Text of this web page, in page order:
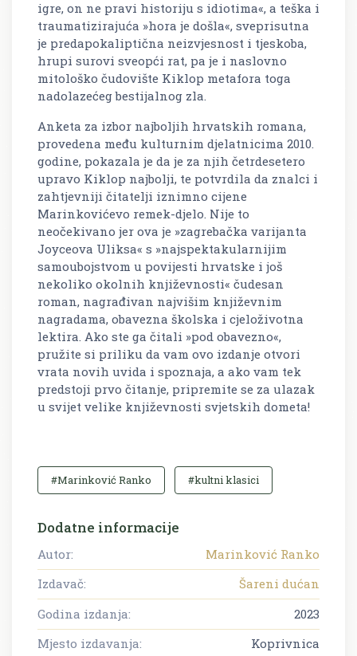
igre, on ne pravi historiju s idiotima«, a teška i
traumatizirajuća »hora je došla«, sveprisutna
je predapokaliptična neizvjesnost i tjeskoba,
hrupi surovi sveopći rat, pa je i naslovno
mitološko čudovište Kiklop metafora toga
nadolazećeg bestijalnog zla.
Anketa za izbor najboljih hrvatskih romana,
provedena među kulturnim djelatnicima 2010.
godine, pokazala je da je za njih četrdesetero
upravo Kiklop najbolji, te potvrdila da znalci i
zahtjevniji čitatelji iznimno cijene
Marinkovićevo remek-djelo. Nije to
neočekivano jer ova je »zagrebačka varijanta
Joyceova Uliksa« s »najspektakularnijim
samoubojstvom u povijesti hrvatske i još
nekoliko okolnih književnosti« čudesan
roman, nagrađivan najvišim književnim
nagradama, obavezna školska i cjeloživotna
lektira. Ako ste ga čitali »pod obavezno«,
pružite si priliku da vam ovo izdanje otvori
vrata novih uvida i spoznaja, a ako vam tek
predstoji prvo čitanje, pripremite se za ulazak
u svijet velike književnosti svjetskih dometa!
#Marinković Ranko #kultni klasici
Dodatne informacije
Autor:
Marinković Ranko
Izdavač:
Šareni dućan
Godina izdanja:
2023
Mjesto izdavanja:
Koprivnica